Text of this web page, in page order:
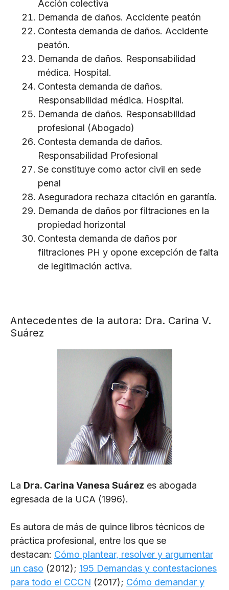
Acción colectiva
Demanda de daños. Accidente peatón
Contesta demanda de daños. Accidente
peatón.
Demanda de daños. Responsabilidad
médica. Hospital.
Contesta demanda de daños.
Responsabilidad médica. Hospital.
Demanda de daños. Responsabilidad
profesional (Abogado)
Contesta demanda de daños.
Responsabilidad Profesional
Se constituye como actor civil en sede
penal
Aseguradora rechaza citación en garantía.
Demanda de daños por filtraciones en la
propiedad horizontal
Contesta demanda de daños por
filtraciones PH y opone excepción de falta
de legitimación activa.
Antecedentes de la autora: Dra. Carina V.
Suárez
La Dra. Carina Vanesa Suárez es abogada
egresada de la UCA (1996).
Es autora de más de quince libros técnicos de
práctica profesional, entre los que se
destacan: Cómo plantear, resolver y argumentar
un caso (2012); 195 Demandas y contestaciones
para todo el CCCN (2017); Cómo demandar y